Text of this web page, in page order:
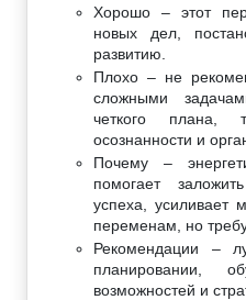
Хорошо – этот
новых дел,
развитию.
Плохо – не
сложными
четкого плана,
осознанности и
Почему –
помогает
успеха, усиливает
переменам, но
Рекомендации –
планировании,
возможностей и